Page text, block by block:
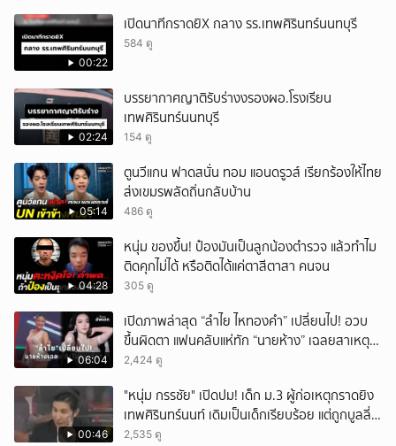
00:22
เปิดนาทีกราดยิX กลาง รร.เทพศิรินทร์นนทบุรี
584 ดู
02:24
บรรยากาศญาติรับร่างงรองผอ.โรงเรียน
เทพศิรินทร์นนทบุรี
154 ดู
05:14
ตูนวีแกน ฟาดสนั่น ทอม แอนดรูวส์ เรียกร้องให้ไทย
ส่งเขมรพลัดถิ่นกลับบ้าน
486 ดู
04:28
หนุ่ม ของขึ้น! ป๋องมันเป็นลูกน้องตำรวจ แล้วทำไม
ติดคุกไม่ได้ หรือติดได้แค่ตาสีตาสา คนจน
305 ดู
06:04
เปิดภาพล่าสุด “ลำไย ไหทองคำ” เปลี่ยนไป! อวบ
ขึ้นผิดตา แฟนคลับแห่ทัก “นายห้าง” เฉลยสาเหตุ
ชัด!
2,424 ดู
00:46
"หนุ่ม กรรชัย" เปิดปม! เด็ก ม.3 ผู้ก่อเหตุกราดยิง
เทพศิรินทร์นนท์ เดิมเป็นเด็กเรียบร้อย แต่ถูกบูลลี่
หนัก คาดแรงกดดันสะสมกลายเป็นแรงแค้น จนก่อ
2,535 ดู